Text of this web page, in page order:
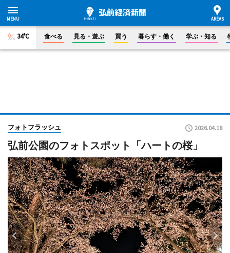
34°C 食べる 見る・遊ぶ 買う 暮らす・働く 学ぶ・知る
フォトフラッシュ 2026.04.18
弘前公園のフォトスポット「ハートの桜」